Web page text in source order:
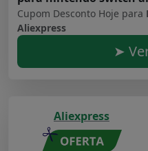
Cupom Desconto Hoje para
Aliexpress
➤
Aliexpress